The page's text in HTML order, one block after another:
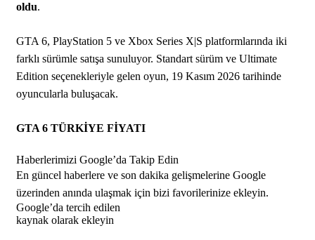
oldu.
GTA 6, PlayStation 5 ve Xbox Series X|S platformlarında iki
farklı sürümle satışa sunuluyor. Standart sürüm ve Ultimate
Edition seçenekleriyle gelen oyun, 19 Kasım 2026 tarihinde
oyuncularla buluşacak.
GTA 6 TÜRKİYE FİYATI
Haberlerimizi Google’da Takip Edin
En güncel haberlere ve son dakika gelişmelerine Google
üzerinden anında ulaşmak için bizi favorilerinize ekleyin.
Google’da tercih edilen
kaynak olarak ekleyin